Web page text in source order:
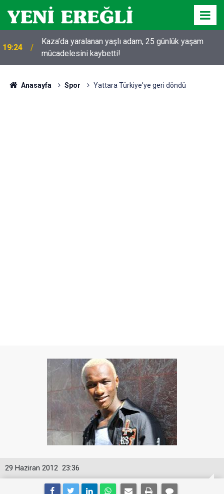
19:24
Kaza’da yaralanan yaşlı adam, 25 günlük yaşam
mücadelesini kaybetti!
Anasayfa Spor Yattara Türkiye'ye geri döndü
23:36
29 Haziran 2012